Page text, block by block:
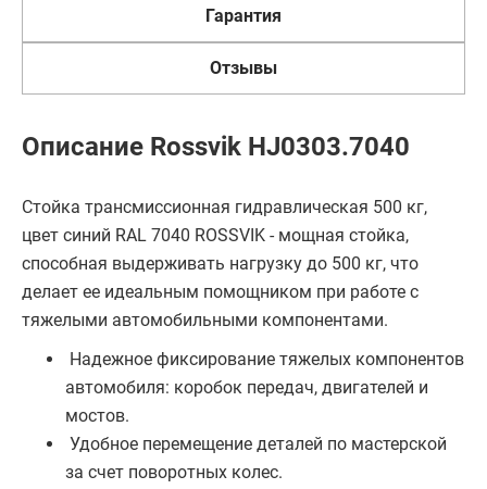
Гарантия
Отзывы
Описание Rossvik HJ0303.7040
Стойка трансмиссионная гидравлическая 500 кг,
цвет синий RAL 7040 ROSSVIK - мощная стойка,
способная выдерживать нагрузку до 500 кг, что
делает ее идеальным помощником при работе с
тяжелыми автомобильными компонентами.
Надежное фиксирование тяжелых компонентов
автомобиля: коробок передач, двигателей и
мостов.
Удобное перемещение деталей по мастерской
за счет поворотных колес.